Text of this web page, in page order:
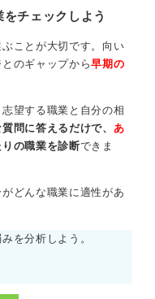
チェックしよう
ことが大切です。向い
のギャップから早期の
志望する職業と自分の相
問に答えるだけで、 あ
の職業を診断できま
どんな職業に適性があ
を分析しよう。